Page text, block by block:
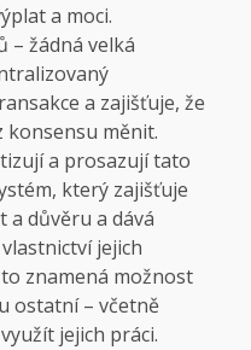
a moci.
– žádná velká
a zajišťuje, že
konsensu měnit.
a prosazují tato
který zajišťuje
důvěru a dává
jejich
znamená možnost
ostatní – včetně
jejich práci.